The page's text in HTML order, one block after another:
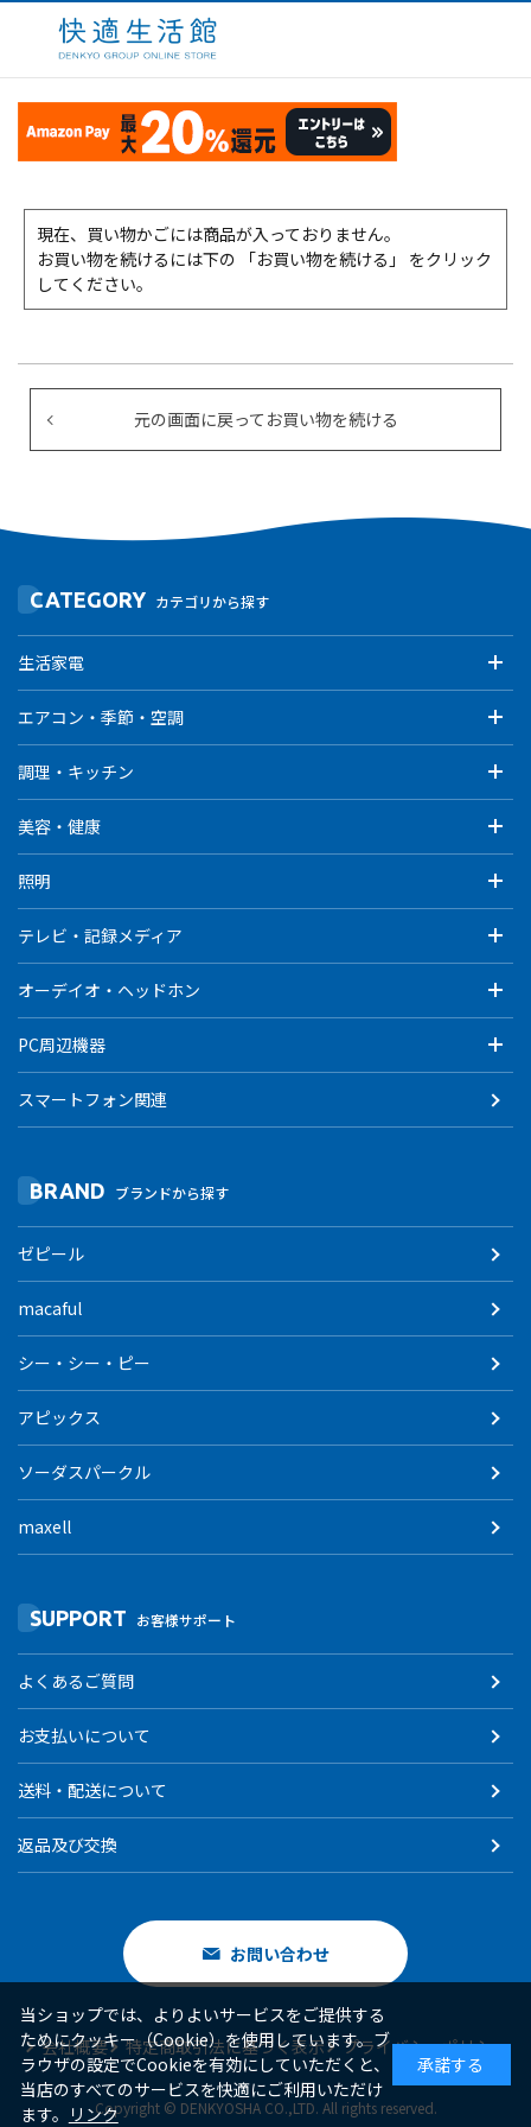
現在、買い物かごには商品が入っておりません。
お買い物を続けるには下の 「お買い物を続ける」 をクリック
してください。
元の画面に戻ってお買い物を続ける
CATEGORY カテゴリから探す
生活家電
エアコン・季節・空調
調理・キッチン
美容・健康
照明
テレビ・記録メディア
オーデイオ・ヘッドホン
PC周辺機器
スマートフォン関連
BRAND ブランドから探す
ゼピール
macaful
シー・シー・ピー
アピックス
ソーダスパークル
maxell
SUPPORT お客様サポート
よくあるご質問
お支払いについて
送料・配送について
返品及び交換
お問い合わせ
会社概要 特定商取引法に基づく表示 プライバシーポリシー
Copyright © DENKYOSHA CO.,LTD. All rights reserved.
当ショップでは、よりよいサービスをご提供する
ためにクッキー（Cookie）を使用しています。ブ
ラウザの設定でCookieを有効にしていただくと、
当店のすべてのサービスを快適にご利用いただけ
ます。 リンク
承諾する